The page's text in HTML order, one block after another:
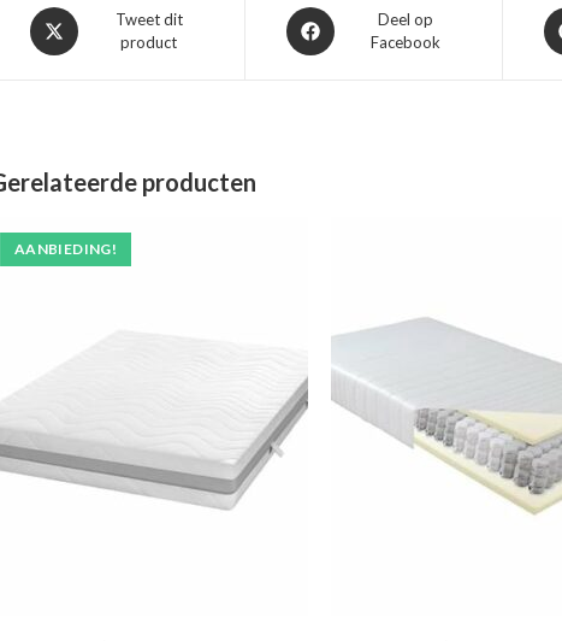
Opent
in
Tweet dit
product
Opent
in
Deel op
Facebook
in
producten
AANBIEDING!